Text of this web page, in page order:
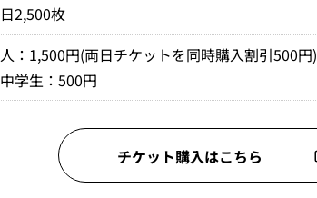
2,500枚
：1,500円(両日チケットを同時購入割引500円)
学生：500円
チケット購入はこちら